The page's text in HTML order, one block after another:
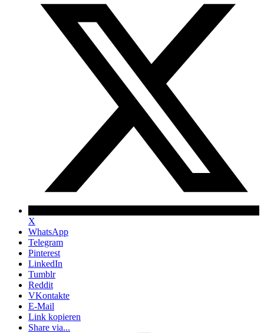
X
WhatsApp
Telegram
Pinterest
LinkedIn
Tumblr
Reddit
VKontakte
E-Mail
Link kopieren
Share via...